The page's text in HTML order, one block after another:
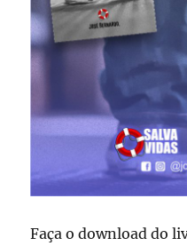
Faça o download do